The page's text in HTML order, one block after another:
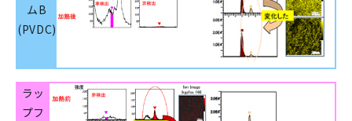
ムB
(PVDC)
ラッ
プフ